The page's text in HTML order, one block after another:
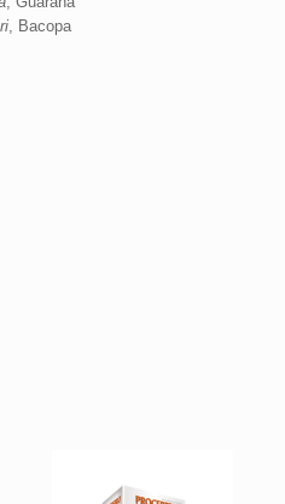
, Bacopa